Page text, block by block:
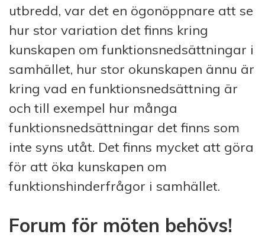
utbredd, var det en ögonöppnare att se
hur stor variation det finns kring
kunskapen om funktionsnedsättningar i
samhället, hur stor okunskapen ännu är
kring vad en funktionsnedsättning är
och till exempel hur många
funktionsnedsättningar det finns som
inte syns utåt. Det finns mycket att göra
för att öka kunskapen om
funktionshinderfrågor i samhället.
Forum för möten behövs!